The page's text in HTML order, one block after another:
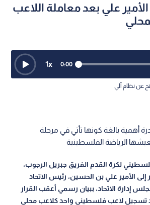
علي بعد معاملة اللاعب
0:00
1x
عن نظام آلي
أهمية بالغة كونها تأتي في مرحلة
الرياضة الفلسطينية
لكرة القدم الفريق جبريل الرجوب،
الأمير علي بن الحسين، رئيس الاتحاد
إدارة الاتحاد، ببيان رسمي أعقب القرار
تسجيل لاعب فلسطيني واحد كلاعب محلي